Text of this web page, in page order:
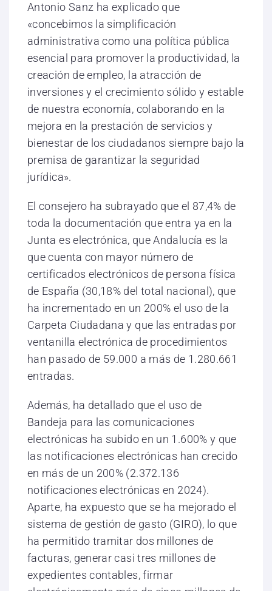
Antonio Sanz ha explicado que
«concebimos la simplificación
administrativa como una política pública
esencial para promover la productividad, la
creación de empleo, la atracción de
inversiones y el crecimiento sólido y estable
de nuestra economía, colaborando en la
mejora en la prestación de servicios y
bienestar de los ciudadanos siempre bajo la
premisa de garantizar la seguridad
jurídica».
El consejero ha subrayado que el 87,4% de
toda la documentación que entra ya en la
Junta es electrónica, que Andalucía es la
que cuenta con mayor número de
certificados electrónicos de persona física
de España (30,18% del total nacional), que
ha incrementado en un 200% el uso de la
Carpeta Ciudadana y que las entradas por
ventanilla electrónica de procedimientos
han pasado de 59.000 a más de 1.280.661
entradas.
Además, ha detallado que el uso de
Bandeja para las comunicaciones
electrónicas ha subido en un 1.600% y que
las notificaciones electrónicas han crecido
en más de un 200% (2.372.136
notificaciones electrónicas en 2024).
Aparte, ha expuesto que se ha mejorado el
sistema de gestión de gasto (GIRO), lo que
ha permitido tramitar dos millones de
facturas, generar casi tres millones de
expedientes contables, firmar